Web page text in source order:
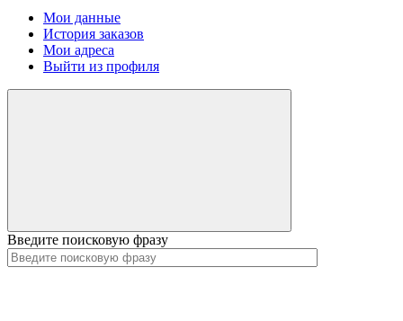
Мои данные
История заказов
Мои адреса
Выйти из профиля
Введите поисковую фразу